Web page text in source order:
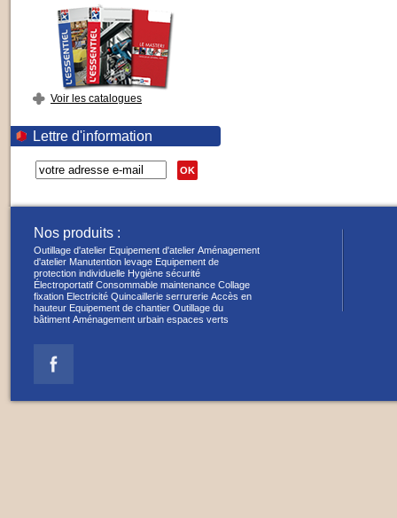
Voir les catalogues
Lettre d'information
OK
Nos produits :
Outillage d'atelier Equipement d'atelier Aménagement
d'atelier Manutention levage Equipement de
protection individuelle Hygiène sécurité
Électroportatif Consommable maintenance Collage
fixation Electricité Quincaillerie serrurerie Accès en
hauteur Equipement de chantier Outillage du
bâtiment Aménagement urbain espaces verts